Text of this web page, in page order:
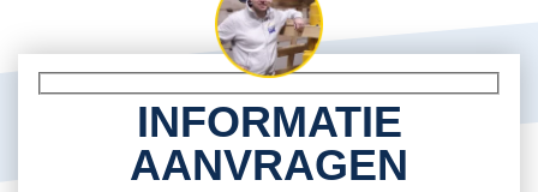
INFORMATIE
AANVRAGEN